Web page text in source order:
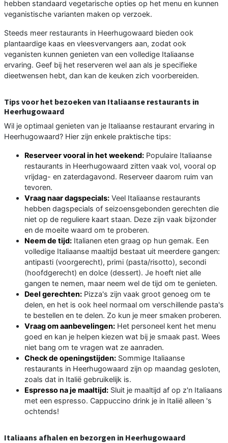
hebben standaard vegetarische opties op het menu en kunnen
veganistische varianten maken op verzoek.
Steeds meer restaurants in Heerhugowaard bieden ook
plantaardige kaas en vleesvervangers aan, zodat ook
veganisten kunnen genieten van een volledige Italiaanse
ervaring. Geef bij het reserveren wel aan als je specifieke
dieetwensen hebt, dan kan de keuken zich voorbereiden.
Tips voor het bezoeken van Italiaanse restaurants in
Heerhugowaard
Wil je optimaal genieten van je Italiaanse restaurant ervaring in
Heerhugowaard? Hier zijn enkele praktische tips:
Reserveer vooral in het weekend: Populaire Italiaanse
restaurants in Heerhugowaard zitten vaak vol, vooral op
vrijdag- en zaterdagavond. Reserveer daarom ruim van
tevoren.
Vraag naar dagspecials: Veel Italiaanse restaurants
hebben dagspecials of seizoensgebonden gerechten die
niet op de reguliere kaart staan. Deze zijn vaak bijzonder
en de moeite waard om te proberen.
Neem de tijd: Italianen eten graag op hun gemak. Een
volledige Italiaanse maaltijd bestaat uit meerdere gangen:
antipasti (voorgerecht), primi (pasta/risotto), secondi
(hoofdgerecht) en dolce (dessert). Je hoeft niet alle
gangen te nemen, maar neem wel de tijd om te genieten.
Deel gerechten: Pizza's zijn vaak groot genoeg om te
delen, en het is ook heel normaal om verschillende pasta's
te bestellen en te delen. Zo kun je meer smaken proberen.
Vraag om aanbevelingen: Het personeel kent het menu
goed en kan je helpen kiezen wat bij je smaak past. Wees
niet bang om te vragen wat ze aanraden.
Check de openingstijden: Sommige Italiaanse
restaurants in Heerhugowaard zijn op maandag gesloten,
zoals dat in Italië gebruikelijk is.
Espresso na je maaltijd: Sluit je maaltijd af op z'n Italiaans
met een espresso. Cappuccino drink je in Italië alleen 's
ochtends!
Italiaans afhalen en bezorgen in Heerhugowaard